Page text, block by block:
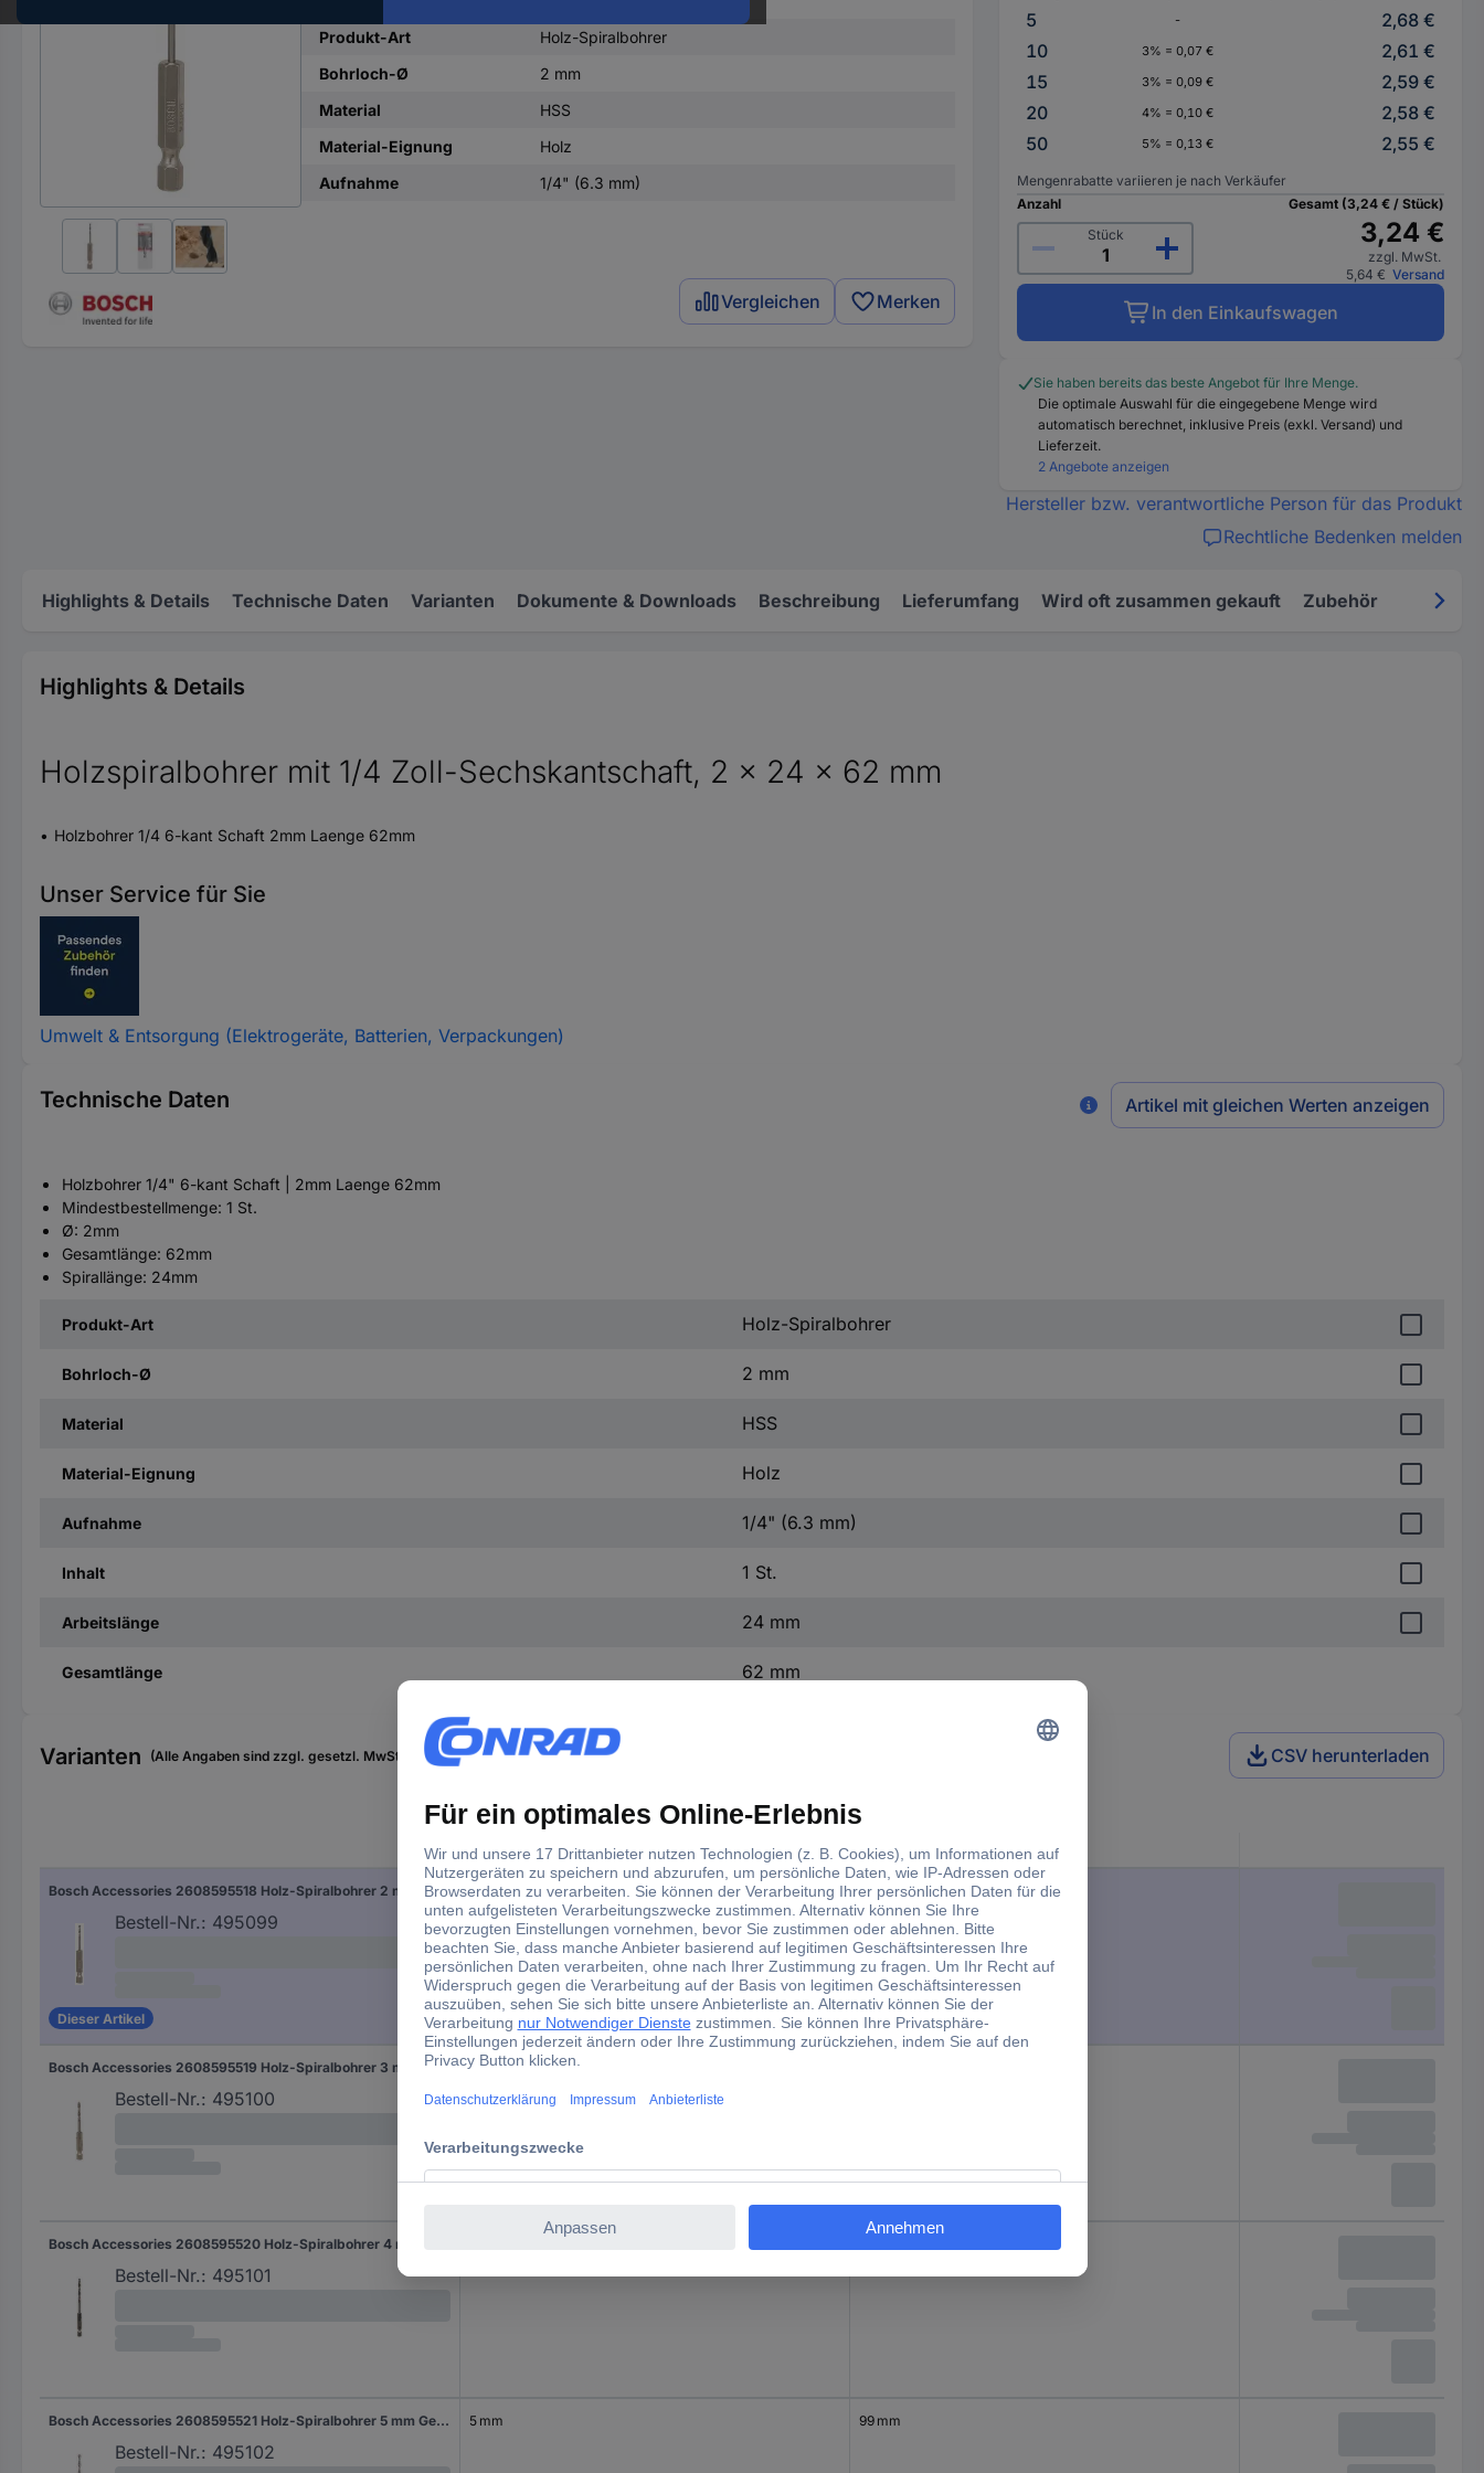
Produkt-Art
Holz-Spiralbohrer
Bohrloch-Ø
2 mm
Material
HSS
Material-Eignung
Holz
Aufnahme
1/4" (6.3 mm)
Vergleichen Merken
5 -
2,68 €
10
3% = 0,07 €
2,61 €
15
3% = 0,09 €
2,59 €
20
4% = 0,10 €
2,58 €
50
5% = 0,13 € 2,55 €
Mengenrabatte variieren je nach Verkäufer
Anzahl
Stück
Gesamt (3,24 € / Stück)
3,24 €
zzgl. MwSt.
5,64 € Versand
In den Einkaufswagen
Sie haben bereits das beste Angebot für Ihre Menge.
Die optimale Auswahl für die eingegebene Menge wird
automatisch berechnet, inklusive Preis (exkl. Versand) und
Lieferzeit.
2 Angebote anzeigen
Hersteller bzw. verantwortliche Person für das Produkt
Rechtliche Bedenken melden
Highlights & Details Technische Daten Varianten Dokumente & Downloads Beschreibung Lieferumfang Wird oft zusammen gekauft Zubehör
Highlights & Details
Holzspiralbohrer mit 1/4 Zoll-Sechskantschaft, 2 x 24 x 62 mm
Holzbohrer 1/4 6-kant Schaft 2mm Laenge 62mm
Unser Service für Sie
Umwelt & Entsorgung (Elektrogeräte, Batterien, Verpackungen)
Technische Daten Artikel mit gleichen Werten anzeigen
Holzbohrer 1/4" 6-kant Schaft | 2mm Laenge 62mm
Mindestbestellmenge: 1 St.
Ø: 2mm
Gesamtlänge: 62mm
Spirallänge: 24mm
Produkt-Art Holz-Spiralbohrer
Bohrloch-Ø 2 mm
Material HSS
Material-Eignung Holz
Aufnahme 1/4" (6.3 mm)
Inhalt 1 St.
Arbeitslänge 24 mm
Gesamtlänge 62 mm
Varianten (Alle Angaben sind zzgl. gesetzl. MwSt., zzgl. Versand) CSV herunterladen
Bohrloch-Ø Gesamtlänge
Bosch Accessories 2608595518 Holz-Spiralbohrer 2 mm Gesamtlänge 62 mm 1/4" (6.3 mm) 1 St.
Bestell-Nr.: 495099
Dieser Artikel
2 mm 62 mm
Bosch Accessories 2608595519 Holz-Spiralbohrer 3 mm Gesamtlänge 74 mm 1/4" (6.3 mm) 1 St.
Bestell-Nr.: 495100
3 mm
Bestell-Nr.: 495101
Bosch Accessories 2608595521 Holz-Spiralbohrer 5 mm Gesamtlänge 99 mm 1/4" (6.3 mm) 1 St.
Bestell-Nr.: 495102
5 mm 99 mm